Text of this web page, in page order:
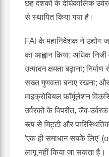
छह दशकों के दीर्घकालिक
से स्थापित किया गया है।
FAI के महानिदेशक ने उद्योग
का आह्वान किया: अधिक
उत्पादन क्षमता बढ़ाना;
सख्त गुणवत्ता बनाए रखना;
माइक्रोबियल फॉर्मूलेशन
उर्वरकों के विपरीत, जैव-
रूप से मिट्टी और
'एक ही समाधान सबके लिए'
लागू नहीं किया जा सकता है।